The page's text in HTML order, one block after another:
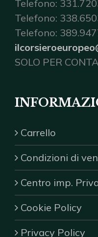
Telefono:
Telefono:
Telefono:
SOLO PER
Carrello
Condizioni di
Centro imp.
Cookie Policy
Privacy Policy